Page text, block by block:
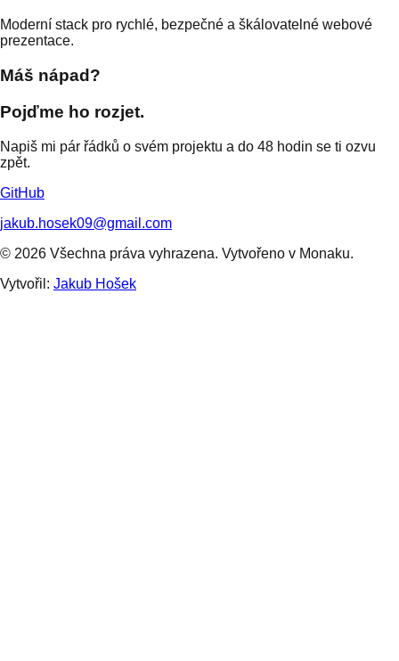
Moderní stack pro rychlé, bezpečné a škálovatelné webové
prezentace.
Máš nápad?
Pojďme ho rozjet.
Napiš mi pár řádků o svém projektu a do 48 hodin se ti ozvu
zpět.
GitHub
jakub.hosek09@gmail.com
© 2026 Všechna práva vyhrazena. Vytvořeno v Monaku.
Vytvořil: Jakub Hošek